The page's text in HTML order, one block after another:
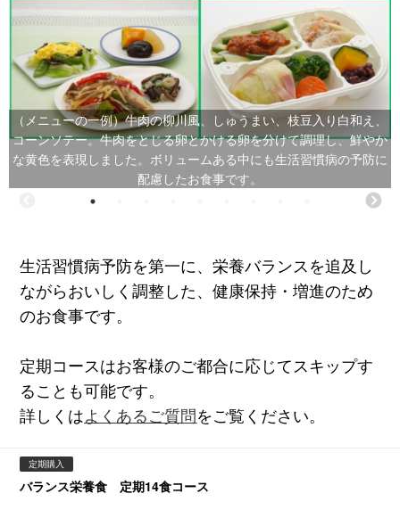
（メニューの一例）牛肉の柳川風、しゅうまい、枝豆入り白和え、
コーンソテー。牛肉をとじる卵とかける卵を分けて調理し、鮮やか
な黄色を表現しました。ボリュームある中にも生活習慣病の予防に
配慮したお食事です。
生活習慣病予防を第一に、栄養バランスを追及し
ながらおいしく調整した、健康保持・増進のため
のお食事です。
定期コースはお客様のご都合に応じてスキップす
ることも可能です。
詳しくはよくあるご質問をご覧ください。
定期購入
バランス栄養食 定期14食コース